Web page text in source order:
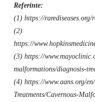
Referinte:
(1) https://rarediseases.org/
(2)
https://
(3) https://
malformations/diagnosis-
(4) https://www.aans.org/
Treatments/Cavernous-